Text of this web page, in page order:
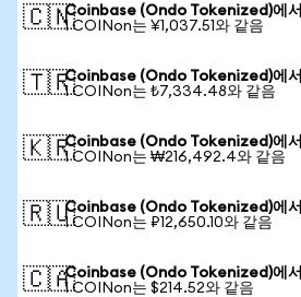
🇨🇳Coinbase (Ondo Tokenized)에
1 COINon는 ¥1,037.51와 같음
🇹🇷Coinbase (Ondo Tokenized)에
1 COINon는 ₺7,334.48와 같음
🇰🇷Coinbase (Ondo Tokenized)에
1 COINon는 ₩216,492.4와 같음
🇷🇺Coinbase (Ondo Tokenized)에
1 COINon는 ₽12,650.10와 같음
🇨🇦Coinbase (Ondo Tokenized)에서
1 COINon는 $214.52와 같음